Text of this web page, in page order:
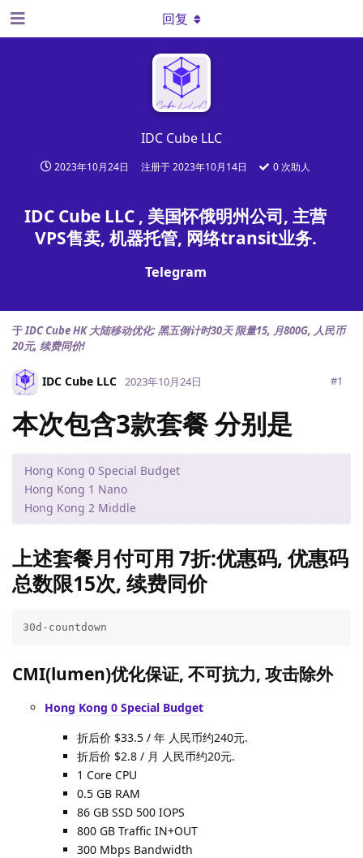
IDC Cube LLC
2023年10月24日 注册于2023年10月14日 0 次助人
IDC Cube LLC , 美国怀俄明州公司, 主营
VPS售卖, 机器托管, 网络transit业务.
Telegram
Email & Address
Address: 2464, 1007 N Orange St. 4th Floor , Wilmington,
回复
于IDC Cube HK 大陆移动优化: 黑五倒计时30天 限量15, 月800G, 人民币
20元, 续费同价!
IDC Cube LLC 2023年10月24日 #1
本次包含3款套餐 分别是
Hong Kong 0 Special Budget
Hong Kong 1 Nano
Hong Kong 2 Middle
上述套餐月付可用 7折:优惠码, 优惠码
总数限15次, 续费同价
30d-countdown
CMI(lumen)优化保证, 不可抗力, 攻击除外
Hong Kong 0 Special Budget
折后价 $33.5 / 年 人民币约240元.
折后价 $2.8 / 月 人民币约20元.
1 Core CPU
0.5 GB RAM
86 GB SSD 500 IOPS
800 GB Traffic IN+OUT
300 Mbps Bandwidth